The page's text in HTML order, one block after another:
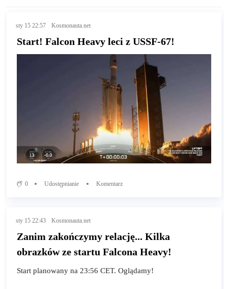
sty 15 22:57 Kosmonauta.net
Start! Falcon Heavy leci z USSF-67!
0 Udostępnianie Komentarz
sty 15 22:43 Kosmonauta.net
Zanim zakończymy relację... Kilka
obrazków ze startu Falcona Heavy!
Start planowany na 23:56 CET. Oglądamy!